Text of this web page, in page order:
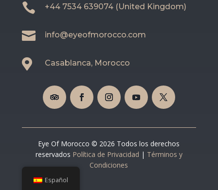
 +44 7534 639074 (United Kingdom)
 info@eyeofmorocco.com
 Casablanca, Morocco
Eye Of Morocco © 2026 Todos los derechos
reservados Política de Privacidad | Términos y
Condiciones
Español